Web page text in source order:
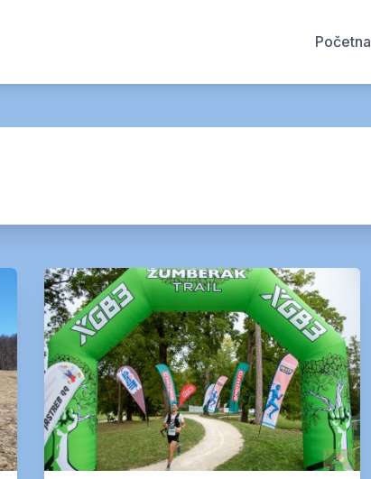
Početna